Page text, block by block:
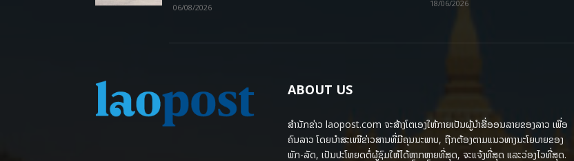
06/08/2026 18/06/2026
ABOUT US
ສຳນັກຂ່າວ laopost.com ຈະສ້າງໂຕເອງໃຫ້ກາຍເປັນຜູ້ນຳສື່ອອນລາຍຂອງລາວ ເພື່ອ
ຄົນລາວ ໂດຍນຳສະເໜີຂ່າວສານທີ່ມີຄຸນນະພາບ, ຖືກຕ້ອງຕາມແນວທາງນະໂຍບາຍຂອງ
ພັກ-ລັດ, ເປັນປະໂຫຍດຕໍ່ຜູ້ຊົມໃຫ້ໄດ້ຫຼາກຫຼາຍທີ່ສຸດ, ຈະແຈ້ງທີ່ສຸດ ແລະວ່ອງໄວທີ່ສຸດ.